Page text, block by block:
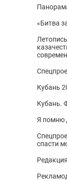
«Битва
Кубань
Кубань.
Я помню
спасти
Редакция